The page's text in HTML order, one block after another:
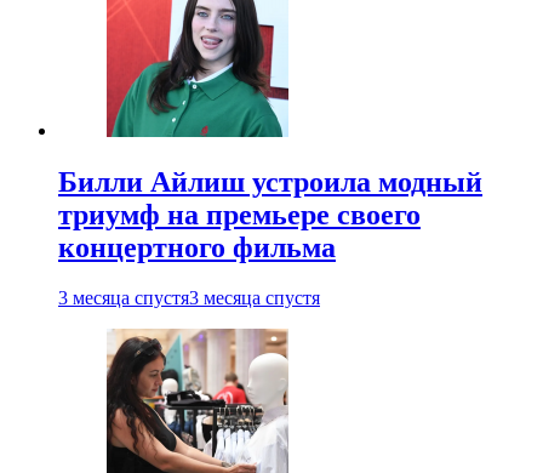
Билли Айлиш устроила модный
триумф на премьере своего
концертного фильма
3 месяца спустя3 месяца спустя